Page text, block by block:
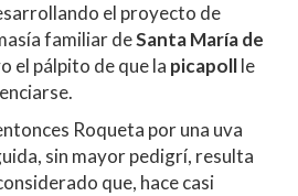
el proyecto de
familiar deSanta María de
el pálpito de que la picapollle
Roqueta por una uva
sin mayor pedigrí, resulta
que, hace casi